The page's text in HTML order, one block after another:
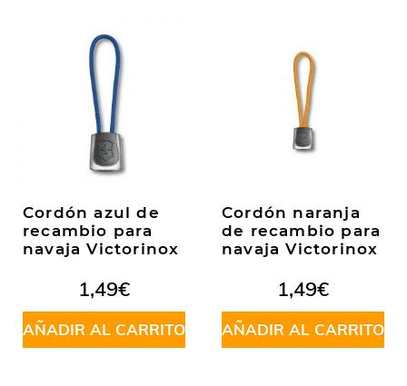
Cordón azul de
recambio para
navaja Victorinox
1,49€
AÑADIR AL CARRITO
Cordón naranja
de recambio para
navaja Victorinox
1,49€
AÑADIR AL CARRITO